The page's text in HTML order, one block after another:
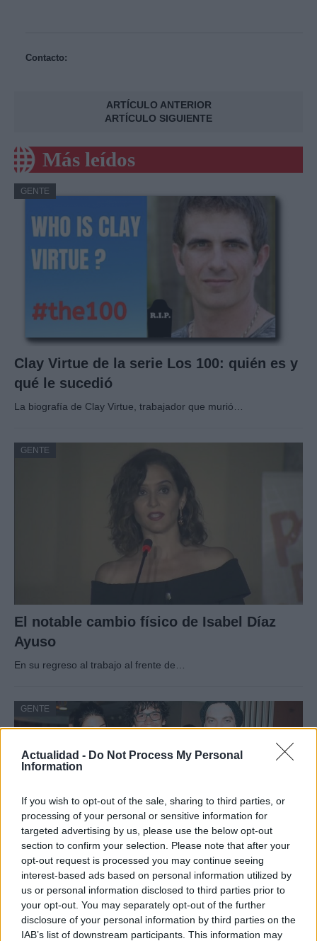
Actualidad - Do Not Process My Personal
Information
If you wish to opt-out of the sale, sharing to third parties, or
processing of your personal or sensitive information for
targeted advertising by us, please use the below opt-out
section to confirm your selection. Please note that after your
opt-out request is processed you may continue seeing
interest-based ads based on personal information utilized by
us or personal information disclosed to third parties prior to
your opt-out. You may separately opt-out of the further
disclosure of your personal information by third parties on the
IAB’s list of downstream participants. This information may
Contacto:
ARTÍCULO ANTERIOR
ARTÍCULO SIGUIENTE
Más leídos
GENTE
Clay Virtue de la serie Los 100: quién es y
qué le sucedió
La biografía de Clay Virtue, trabajador que murió…
GENTE
El notable cambio físico de Isabel Díaz
Ayuso
En su regreso al trabajo al frente de…
GENTE
¿Quién es Chad Boyce?: cómo murió
durante la serie Los 100
La biografía de Chad Boyce que había muerto…